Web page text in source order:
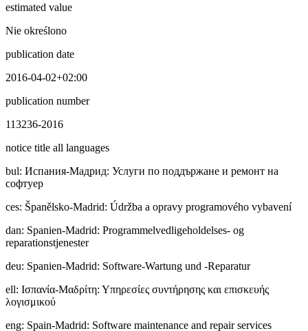
estimated value
Nie określono
publication date
2016-04-02+02:00
publication number
113236-2016
notice title all languages
bul: Иcпaния-Мадрид: Услуги по поддържане и ремонт на
софтуер
ces: Španělsko-Madrid: Údržba a opravy programového vybavení
dan: Spanien-Madrid: Programmelvedligeholdelses- og
reparationstjenester
deu: Spanien-Madrid: Software-Wartung und -Reparatur
ell: Ισπανία-Μαδρίτη: Υπηρεσίες συντήρησης και επισκευής
λογισμικού
eng: Spain-Madrid: Software maintenance and repair services